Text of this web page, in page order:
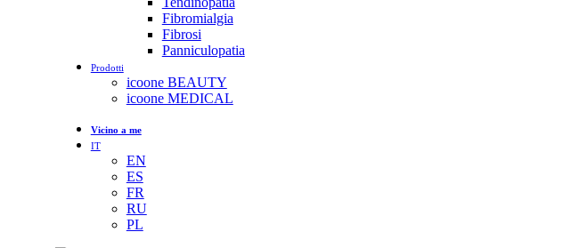
Fibromialgia
Fibrosi
Panniculopatia
Prodotti
icoone BEAUTY
icoone MEDICAL
Vicino a me
IT
EN
ES
FR
RU
PL